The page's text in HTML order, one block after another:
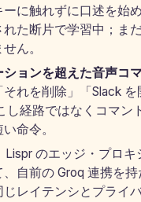
に触れずに口述を始
た断片で学習中；ま
ん。
ョンを超えた音声コマ
それを削除」「Slack を
経路ではなくコマン
命令。
Lispr のエッジ・プロキ
自前の Groq 連携を持
じレイテンシとプライ